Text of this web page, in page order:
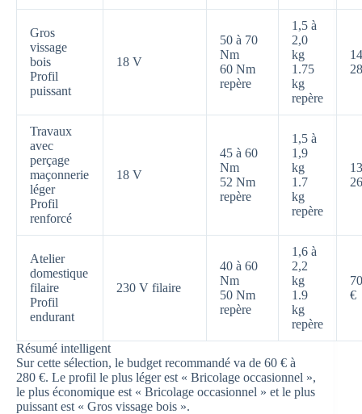
Gros
vissage
bois
Profil
puissant
18 V
50 à 70
Nm
60 Nm
repère
1,5 à
2,0
kg
1.75
kg
repère
Travaux
avec
perçage
maçonnerie
léger
Profil
renforcé
18 V
45 à 60
Nm
52 Nm
repère
1,5 à
1,9
kg
1.7
kg
repère
Atelier
domestique
filaire
Profil
endurant
230 V filaire
40 à 60
Nm
50 Nm
repère
1,6 à
2,2
kg
1.9
kg
repère
€
Résumé intelligent
Sur cette sélection, le budget recommandé va de 60 € à
280 €. Le profil le plus léger est « Bricolage occasionnel »,
le plus économique est « Bricolage occasionnel » et le plus
puissant est « Gros vissage bois ».